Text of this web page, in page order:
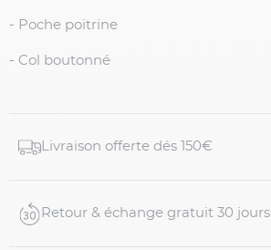
- Poche poitrine
- Col boutonné
Livraison offerte dés 150€
Retour & échange gratuit 30 jours